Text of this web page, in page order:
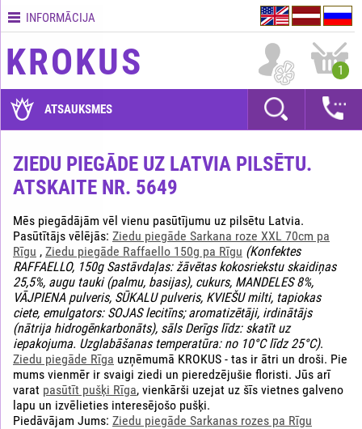
Kontakti
Piegādes
GARANTIJAS
apmaksāt?
Kā
pasūtījumu?
INFORMĀCIJA
KROKUS 1
ATSAUKSMES
ZIEDU PIEGĀDE UZ LATVIA PILSĒTU.
ATSKAITE NR. 5649
Mēs piegādājām vēl vienu pasūtījumu uz pilsētu Latvia.
Pasūtītājs vēlējās: Ziedu piegāde Sarkana roze XXL 70cm pa
Rīgu , Ziedu piegāde Raffaello 150g pa Rīgu (Konfektes
RAFFAELLO, 150g Sastāvdaļas: žāvētas kokosriekstu skaidiņas
25,5%, augu tauki (palmu, basijas), cukurs, MANDELES 8%,
VĀJPIENA pulveris, SŪKALU pulveris, KVIEŠU milti, tapiokas
ciete, emulgators: SOJAS lecitīns; aromatizētāji, irdinātājs
(nātrija hidrogēnkarbonāts), sāls Derīgs līdz: skatīt uz
iepakojuma. Uzglabāšanas temperatūra: no 10°C līdz 25°C).
Ziedu piegāde Rīga uzņēmumā KROKUS - tas ir ātri un droši. Pie
mums vienmēr ir svaigi ziedi un pieredzējušie floristi. Jūs arī
varat pasūtīt pušķi Rīga, vienkārši uzejat uz šīs vietnes galveno
lapu un izvēlieties interesējošo pušķi.
Piedāvājam Jums: Ziedu piegāde Sarkanas rozes pa Rīgu